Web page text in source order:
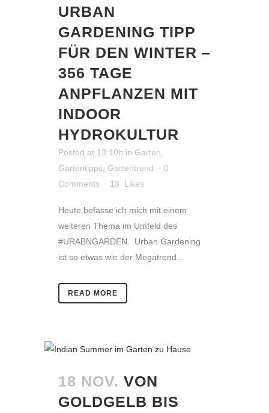
URBAN
GARDENING TIPP
FÜR DEN WINTER –
356 TAGE
ANPFLANZEN MIT
INDOOR
HYDROKULTUR
Posted at 13:10h in Garten
Gartentipps Gartentrend
0
Comments
13 Likes
Heute befasse ich mich mit einem
weiteren Thema im Umfeld des
#URABNGARDEN. Urban Gardening
ist so etwas wie der Megatrend...
READ MORE
18 NOV. VON
GOLDGELB BIS